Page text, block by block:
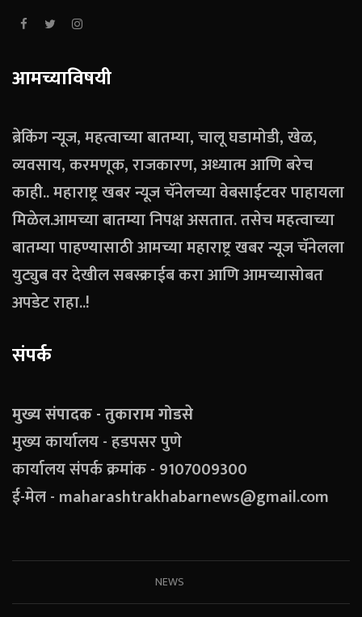
आमच्याविषयी
ब्रेकिंग न्यूज, महत्वाच्या बातम्या, चालू घडामोडी, खेळ,
व्यवसाय, करमणूक, राजकारण, अध्यात्म आणि बरेच
काही.. महाराष्ट्र खबर न्यूज चॅनेलच्या वेबसाईटवर पाहायला
मिळेल.आमच्या बातम्या निपक्ष असतात. तसेच महत्वाच्या
बातम्या पाहण्यासाठी आमच्या महाराष्ट्र खबर न्यूज चॅनेलला
युट्युब वर देखील सबस्क्राईब करा आणि आमच्यासोबत
अपडेट राहा..!
संपर्क
मुख्य संपादक - तुकाराम गोडसे
मुख्य कार्यालय - हडपसर पुणे
कार्यालय संपर्क क्रमांक - 9107009300
ई-मेल - maharashtrakhabarnews@gmail.com
NEWS